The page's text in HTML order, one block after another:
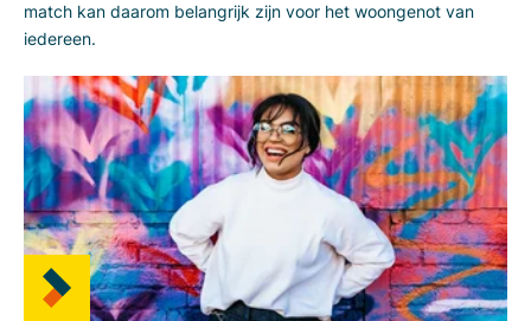
match kan daarom belangrijk zijn voor het woongenot van
iedereen.